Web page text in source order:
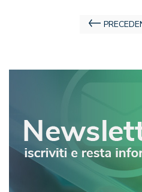
Navigazione